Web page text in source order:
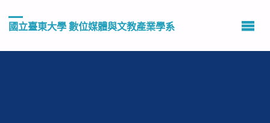
國立臺東大學 數位媒體與文教產業學系